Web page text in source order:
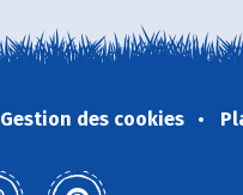
Gestion des cookies